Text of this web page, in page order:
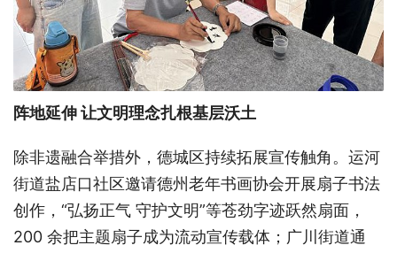
阵地延伸 让文明理念扎根基层沃土
除非遗融合举措外，德城区持续拓展宣传触角。运河
街道盐店口社区邀请德州老年书画协会开展扇子书法
创作，“弘扬正气 守护文明”等苍劲字迹跃然扇面，
200 余把主题扇子成为流动宣传载体；广川街道通